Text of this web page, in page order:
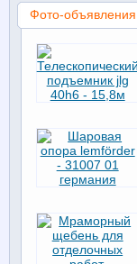
Фото-объявления